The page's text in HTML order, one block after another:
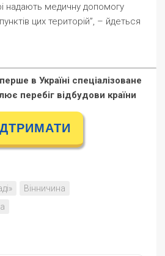
надають медичну допомогу
цих територій”, – йдеться
в Україні спеціалізоване
перебіг відбудови країни
Вінничина